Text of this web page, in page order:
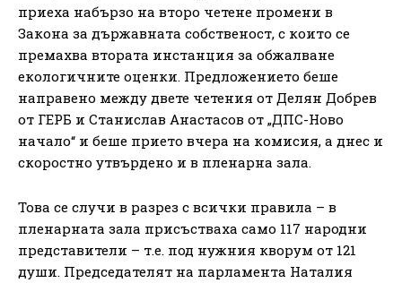
приеха набързо на второ четене промени в
Закона за държавната собственост, с които се
премахва втората инстанция за обжалване
екологичните оценки. Предложението беше
направено между двете четения от Делян Добрев
от ГЕРБ и Станислав Анастасов от „ДПС-Ново
начало“ и беше прието вчера на комисия, а днес и
скоростно утвърдено и в пленарна зала.
Това се случи в разрез с всички правила – в
пленарната зала присъстваха само 117 народни
представители – т.е. под нужния кворум от 121
души. Председателят на парламента Наталия